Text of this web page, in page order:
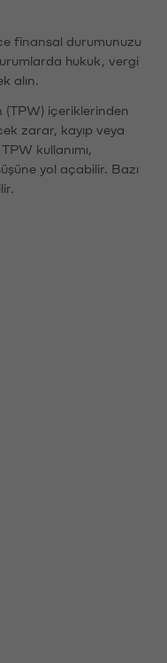
finansal durumunuzu
hukuk, vergi
alın.
içeriklerinden
zarar, kayıp veya
kullanımı,
yol açabilir. Bazı